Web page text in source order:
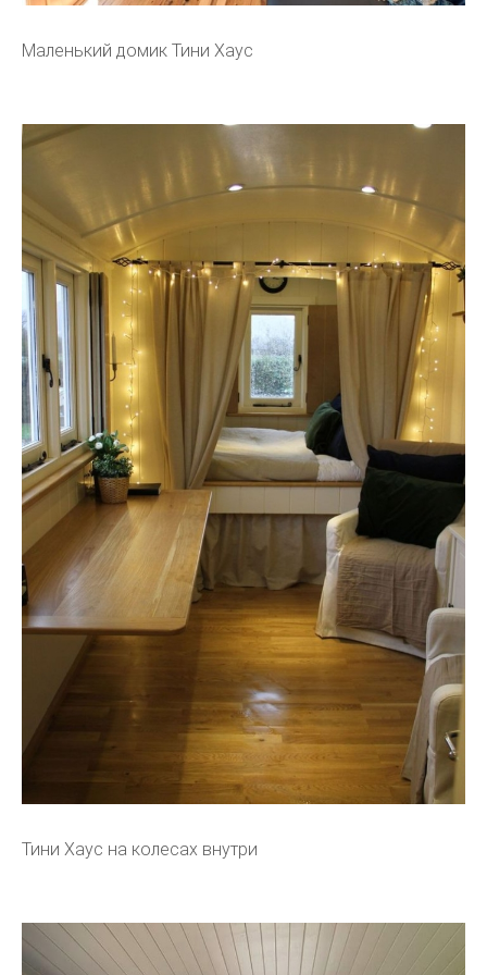
Маленький домик Тини Хаус
Тини Хаус на колесах внутри